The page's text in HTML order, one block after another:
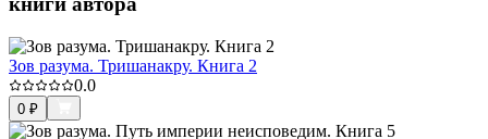
Зов разума. Тришанакру. Книга 2
0.0
0 ₽